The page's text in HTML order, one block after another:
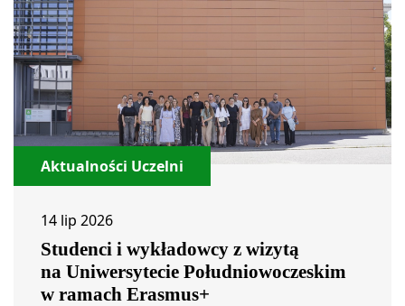
Aktualności Uczelni
14 lip 2026
Studenci i wykładowcy z wizytą
na Uniwersytecie Południowoczeskim
w ramach Erasmus+